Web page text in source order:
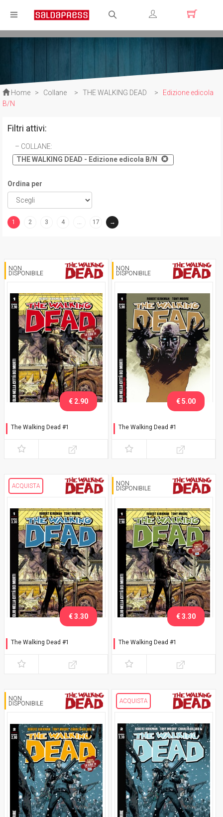
Registrati
Home > Collane > THE WALKING DEAD >
Edizione edicola
B/N
Filtri attivi:
COLLANE:
THE WALKING DEAD - Edizione edicola B/N
Ordina per
1
2 3 4 … 17 →
NON
DISPONIBILE
The Walking Dead #1
morti
€ 2.90
NON
DISPONIBILE
The Walking Dead #1
morti - Variant ZWVR 2013
€ 5.00
ACQUISTA
The Walking Dead #1
morti - Seconda ristampa
€ 3.30
NON
DISPONIBILE
The Walking Dead #1
morti - Prima ristampa
€ 3.30
NON
DISPONIBILE ACQUISTA